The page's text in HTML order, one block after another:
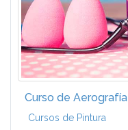
Curso de Aerografía
Cursos de Pintura